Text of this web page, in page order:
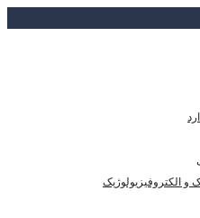
و الکتروفیزیولوژیک